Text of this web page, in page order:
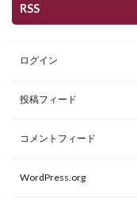
RSS
ログイン
投稿フィード
コメントフィード
WordPress.org